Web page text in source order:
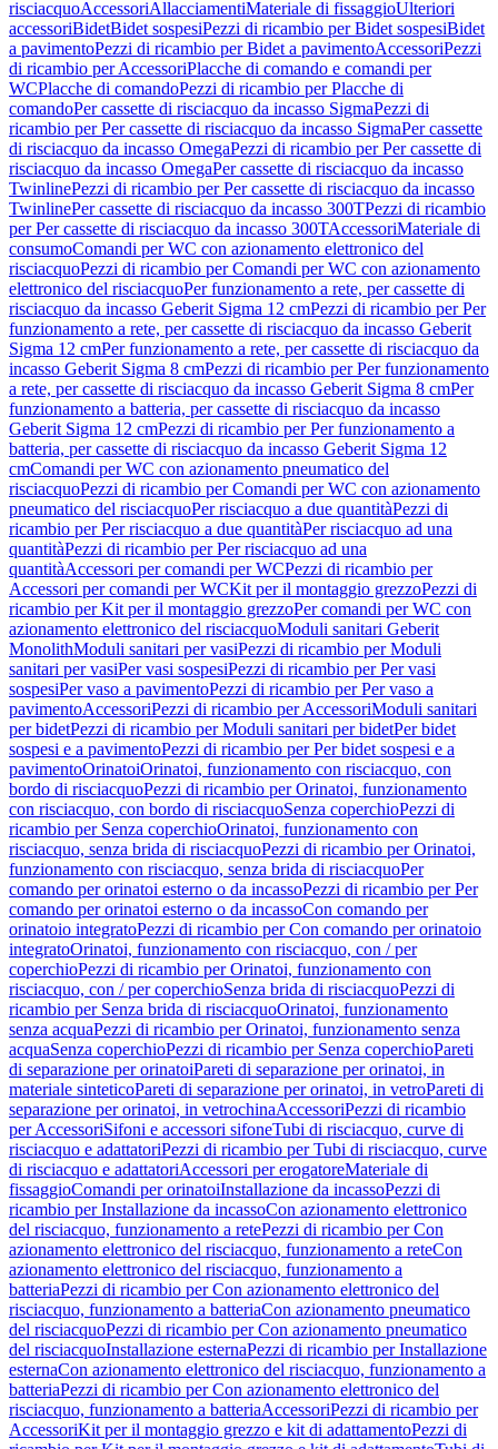
risciacquoAccessoriAllacciamentiMateriale di fissaggioUlteriori
accessoriBidetBidet sospesiPezzi di ricambio per Bidet sospesiBidet
a pavimentoPezzi di ricambio per Bidet a pavimentoAccessoriPezzi
di ricambio per AccessoriPlacche di comando e comandi per
WCPlacche di comandoPezzi di ricambio per Placche di
comandoPer cassette di risciacquo da incasso SigmaPezzi di
ricambio per Per cassette di risciacquo da incasso SigmaPer cassette
di risciacquo da incasso OmegaPezzi di ricambio per Per cassette di
risciacquo da incasso OmegaPer cassette di risciacquo da incasso
TwinlinePezzi di ricambio per Per cassette di risciacquo da incasso
TwinlinePer cassette di risciacquo da incasso 300TPezzi di ricambio
per Per cassette di risciacquo da incasso 300TAccessoriMateriale di
consumoComandi per WC con azionamento elettronico del
risciacquoPezzi di ricambio per Comandi per WC con azionamento
elettronico del risciacquoPer funzionamento a rete, per cassette di
risciacquo da incasso Geberit Sigma 12 cmPezzi di ricambio per Per
funzionamento a rete, per cassette di risciacquo da incasso Geberit
Sigma 12 cmPer funzionamento a rete, per cassette di risciacquo da
incasso Geberit Sigma 8 cmPezzi di ricambio per Per funzionamento
a rete, per cassette di risciacquo da incasso Geberit Sigma 8 cmPer
funzionamento a batteria, per cassette di risciacquo da incasso
Geberit Sigma 12 cmPezzi di ricambio per Per funzionamento a
batteria, per cassette di risciacquo da incasso Geberit Sigma 12
cmComandi per WC con azionamento pneumatico del
risciacquoPezzi di ricambio per Comandi per WC con azionamento
pneumatico del risciacquoPer risciacquo a due quantitàPezzi di
ricambio per Per risciacquo a due quantitàPer risciacquo ad una
quantitàPezzi di ricambio per Per risciacquo ad una
quantitàAccessori per comandi per WCPezzi di ricambio per
Accessori per comandi per WCKit per il montaggio grezzoPezzi di
ricambio per Kit per il montaggio grezzoPer comandi per WC con
azionamento elettronico del risciacquoModuli sanitari Geberit
MonolithModuli sanitari per vasiPezzi di ricambio per Moduli
sanitari per vasiPer vasi sospesiPezzi di ricambio per Per vasi
sospesiPer vaso a pavimentoPezzi di ricambio per Per vaso a
pavimentoAccessoriPezzi di ricambio per AccessoriModuli sanitari
per bidetPezzi di ricambio per Moduli sanitari per bidetPer bidet
sospesi e a pavimentoPezzi di ricambio per Per bidet sospesi e a
pavimentoOrinatoiOrinatoi, funzionamento con risciacquo, con
bordo di risciacquoPezzi di ricambio per Orinatoi, funzionamento
con risciacquo, con bordo di risciacquoSenza coperchioPezzi di
ricambio per Senza coperchioOrinatoi, funzionamento con
risciacquo, senza brida di risciacquoPezzi di ricambio per Orinatoi,
funzionamento con risciacquo, senza brida di risciacquoPer
comando per orinatoi esterno o da incassoPezzi di ricambio per Per
comando per orinatoi esterno o da incassoCon comando per
orinatoio integratoPezzi di ricambio per Con comando per orinatoio
integratoOrinatoi, funzionamento con risciacquo, con / per
coperchioPezzi di ricambio per Orinatoi, funzionamento con
risciacquo, con / per coperchioSenza brida di risciacquoPezzi di
ricambio per Senza brida di risciacquoOrinatoi, funzionamento
senza acquaPezzi di ricambio per Orinatoi, funzionamento senza
acquaSenza coperchioPezzi di ricambio per Senza coperchioPareti
di separazione per orinatoiPareti di separazione per orinatoi, in
materiale sinteticoPareti di separazione per orinatoi, in vetroPareti di
separazione per orinatoi, in vetrochinaAccessoriPezzi di ricambio
per AccessoriSifoni e accessori sifoneTubi di risciacquo, curve di
risciacquo e adattatoriPezzi di ricambio per Tubi di risciacquo, curve
di risciacquo e adattatoriAccessori per erogatoreMateriale di
fissaggioComandi per orinatoiInstallazione da incassoPezzi di
ricambio per Installazione da incassoCon azionamento elettronico
del risciacquo, funzionamento a retePezzi di ricambio per Con
azionamento elettronico del risciacquo, funzionamento a reteCon
azionamento elettronico del risciacquo, funzionamento a
batteriaPezzi di ricambio per Con azionamento elettronico del
risciacquo, funzionamento a batteriaCon azionamento pneumatico
del risciacquoPezzi di ricambio per Con azionamento pneumatico
del risciacquoInstallazione esternaPezzi di ricambio per Installazione
esternaCon azionamento elettronico del risciacquo, funzionamento a
batteriaPezzi di ricambio per Con azionamento elettronico del
risciacquo, funzionamento a batteriaAccessoriPezzi di ricambio per
AccessoriKit per il montaggio grezzo e kit di adattamentoPezzi di